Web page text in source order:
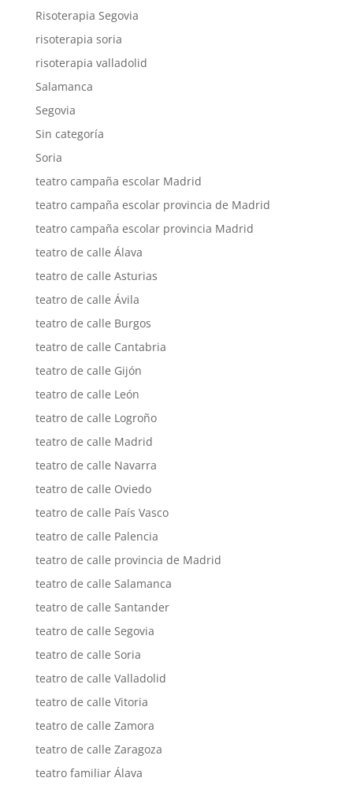
Risoterapia Segovia
risoterapia soria
risoterapia valladolid
Salamanca
Segovia
Sin categoría
Soria
teatro campaña escolar Madrid
teatro campaña escolar provincia de Madrid
teatro campaña escolar provincia Madrid
teatro de calle Álava
teatro de calle Asturias
teatro de calle Ávila
teatro de calle Burgos
teatro de calle Cantabria
teatro de calle Gijón
teatro de calle León
teatro de calle Logroño
teatro de calle Madrid
teatro de calle Navarra
teatro de calle Oviedo
teatro de calle País Vasco
teatro de calle Palencia
teatro de calle provincia de Madrid
teatro de calle Salamanca
teatro de calle Santander
teatro de calle Segovia
teatro de calle Soria
teatro de calle Valladolid
teatro de calle Vitoria
teatro de calle Zamora
teatro de calle Zaragoza
teatro familiar Álava